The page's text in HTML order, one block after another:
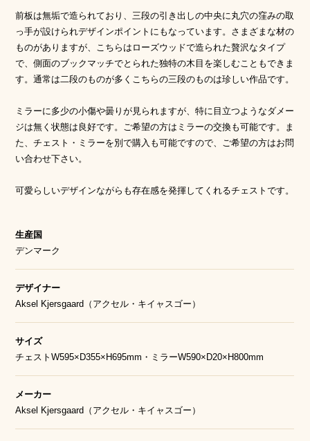
前板は無垢で造られており、三段の引き出しの中央に丸穴の窪みの取
っ手が設けられデザインポイントにもなっています。さまざまな材の
ものがありますが、こちらはローズウッドで造られた贅沢なタイプ
で、側面のブックマッチでとられた独特の木目を楽しむこともできま
す。通常は二段のものが多くこちらの三段のものは珍しい作品です。
ミラーに多少の小傷や曇りが見られますが、特に目立つようなダメー
ジは無く状態は良好です。ご希望の方はミラーの交換も可能です。ま
た、チェスト・ミラーを別で購入も可能ですので、ご希望の方はお問
い合わせ下さい。
可愛らしいデザインながらも存在感を発揮してくれるチェストです。
生産国
デンマーク
デザイナー
Aksel Kjersgaard（アクセル・キイャスゴー）
サイズ
チェストW595×D355×H695mm・ミラーW590×D20×H800mm
メーカー
Aksel Kjersgaard（アクセル・キイャスゴー）